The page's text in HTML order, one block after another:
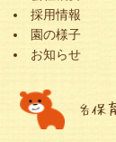
採用情報
園の様子
お知らせ
各保